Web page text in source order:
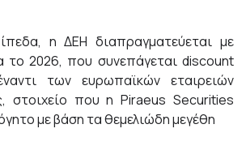
η ΔΕΗ διαπραγματεύεται με
το 2026, που συνεπάγεται discount
των ευρωπαϊκών εταιρειών
στοιχείο που η Piraeus Securities
με βάση τα θεμελιώδη μεγέθη